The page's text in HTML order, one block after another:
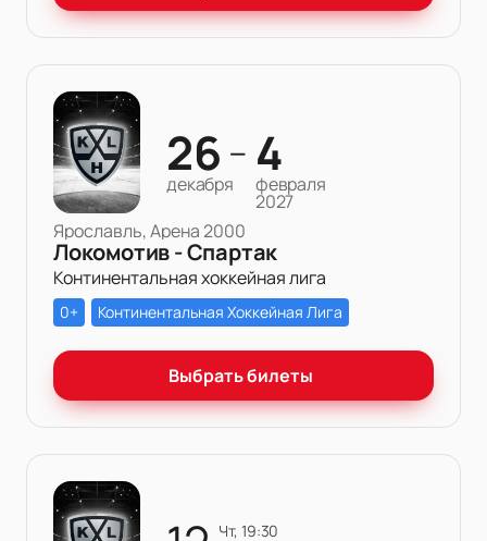
26
декабря
— 4
февраля
2027
Ярославль, Арена 2000
Локомотив - Спартак
Континентальная хоккейная лига
0+ Континентальная Хоккейная Лига
Выбрать билеты
чт, 19:30